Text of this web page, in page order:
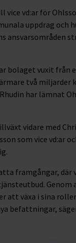
vd:ar för
uppdrag och
ansvarsområden
bolaget vuxit
två miljarder
har lämnat
vidare med
som vice vd:ar
framgångar, där
Genom
växa i sina
befattningar,